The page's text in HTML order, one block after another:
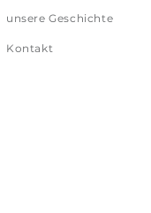
unsere Geschichte
Kontakt